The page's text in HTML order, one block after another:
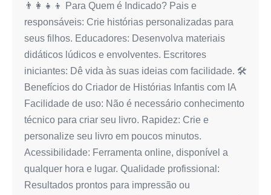
👨‍👩‍👧‍👦 Para Quem é Indicado? Pais e
responsáveis: Crie histórias personalizadas para
seus filhos. Educadores: Desenvolva materiais
didáticos lúdicos e envolventes. Escritores
iniciantes: Dê vida às suas ideias com facilidade. 🛠️
Benefícios do Criador de Histórias Infantis com IA
Facilidade de uso: Não é necessário conhecimento
técnico para criar seu livro. Rapidez: Crie e
personalize seu livro em poucos minutos.
Acessibilidade: Ferramenta online, disponível a
qualquer hora e lugar. Qualidade profissional:
Resultados prontos para impressão ou